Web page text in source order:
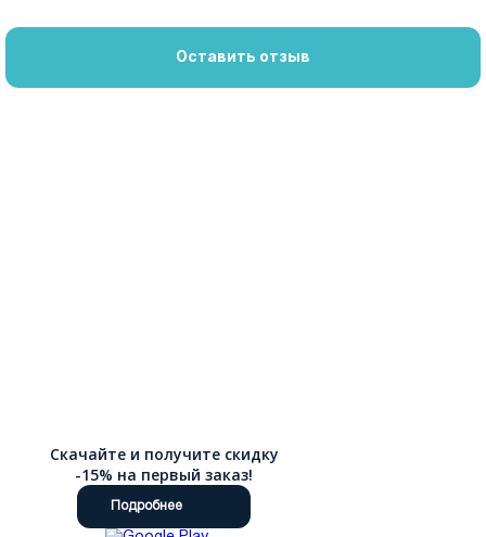
Оставить отзыв
Скачайте и получите скидку
-15% на первый заказ!
Подробнее